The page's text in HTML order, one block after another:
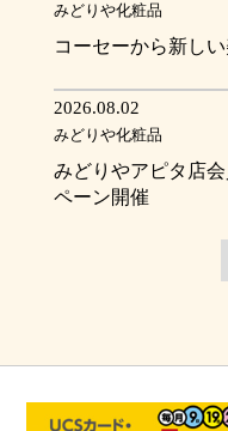
みどりや化粧品
コーセーから新し
2026.08.02
みどりや化粧品
みどりやアピタ店
ペーン開催